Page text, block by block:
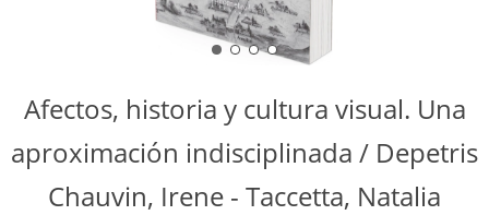
Afectos, historia y cultura visual. Una
aproximación indisciplinada / Depetris
Chauvin, Irene - Taccetta, Natalia